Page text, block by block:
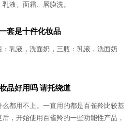
液、面霜、唇膜洗。
套是十件化妆品
乳液，洗面奶，三瓶：乳液，洗面奶
品好用吗 请托绕道
么都用不上。一直用的都是百雀羚比较基
，开始使用百雀羚的一些功能性产品，